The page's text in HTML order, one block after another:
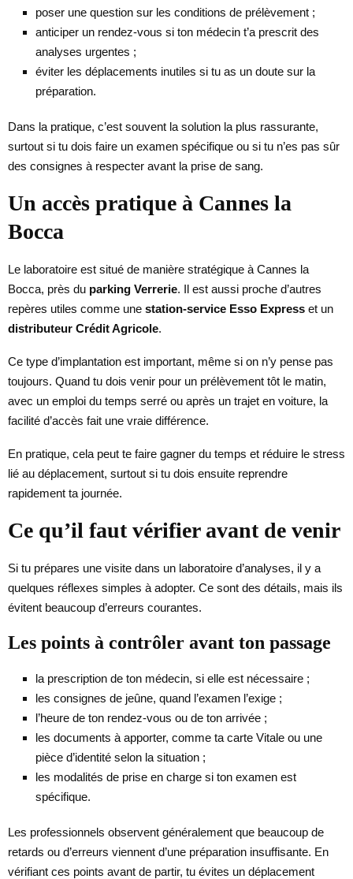
poser une question sur les conditions de prélèvement ;
anticiper un rendez-vous si ton médecin t’a prescrit des
analyses urgentes ;
éviter les déplacements inutiles si tu as un doute sur la
préparation.
Dans la pratique, c’est souvent la solution la plus rassurante,
surtout si tu dois faire un examen spécifique ou si tu n’es pas sûr
des consignes à respecter avant la prise de sang.
Un accès pratique à Cannes la
Bocca
Le laboratoire est situé de manière stratégique à Cannes la
Bocca, près du parking Verrerie. Il est aussi proche d’autres
repères utiles comme une station-service Esso Express et un
distributeur Crédit Agricole.
Ce type d’implantation est important, même si on n’y pense pas
toujours. Quand tu dois venir pour un prélèvement tôt le matin,
avec un emploi du temps serré ou après un trajet en voiture, la
facilité d’accès fait une vraie différence.
En pratique, cela peut te faire gagner du temps et réduire le stress
lié au déplacement, surtout si tu dois ensuite reprendre
rapidement ta journée.
Ce qu’il faut vérifier avant de venir
Si tu prépares une visite dans un laboratoire d’analyses, il y a
quelques réflexes simples à adopter. Ce sont des détails, mais ils
évitent beaucoup d’erreurs courantes.
Les points à contrôler avant ton passage
la prescription de ton médecin, si elle est nécessaire ;
les consignes de jeûne, quand l’examen l’exige ;
l’heure de ton rendez-vous ou de ton arrivée ;
les documents à apporter, comme ta carte Vitale ou une
pièce d’identité selon la situation ;
les modalités de prise en charge si ton examen est
spécifique.
Les professionnels observent généralement que beaucoup de
retards ou d’erreurs viennent d’une préparation insuffisante. En
vérifiant ces points avant de partir, tu évites un déplacement